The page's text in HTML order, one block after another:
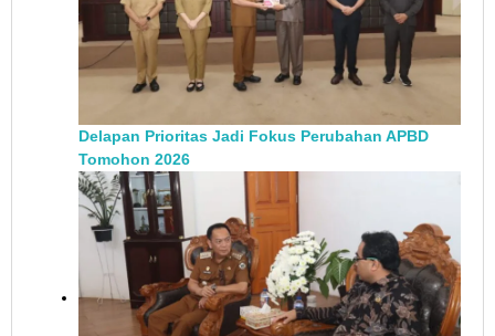
Delapan Prioritas Jadi Fokus Perubahan APBD
Tomohon 2026